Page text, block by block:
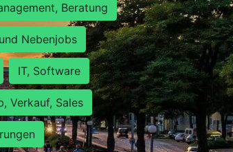
Beratung
Nebenjobs
IT, Software
Verkauf, Sales